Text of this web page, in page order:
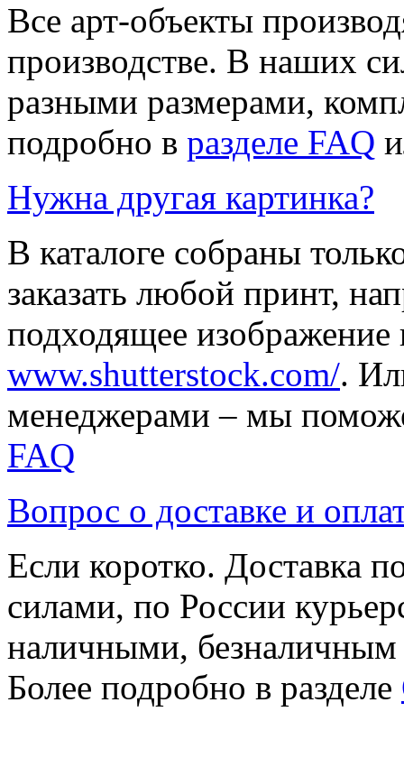
Все арт-объекты
производстве. В наших
разными размерами,
подробно в разделе FAQ
Нужна другая картинка?
В каталоге собраны
заказать любой принт,
подходящее изображение
www.shutterstock.com/.
менеджерами – мы
FAQ
Вопрос о доставке и
Если коротко. Доставка
силами, по России
наличными,
Более подробно в разделе